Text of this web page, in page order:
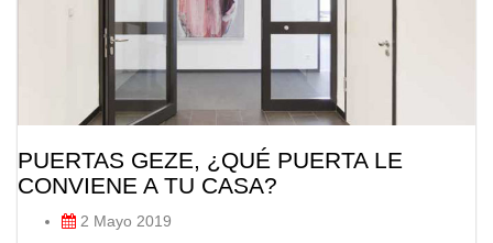
PUERTAS GEZE, ¿QUÉ PUERTA LE
CONVIENE A TU CASA?
2 Mayo 2019